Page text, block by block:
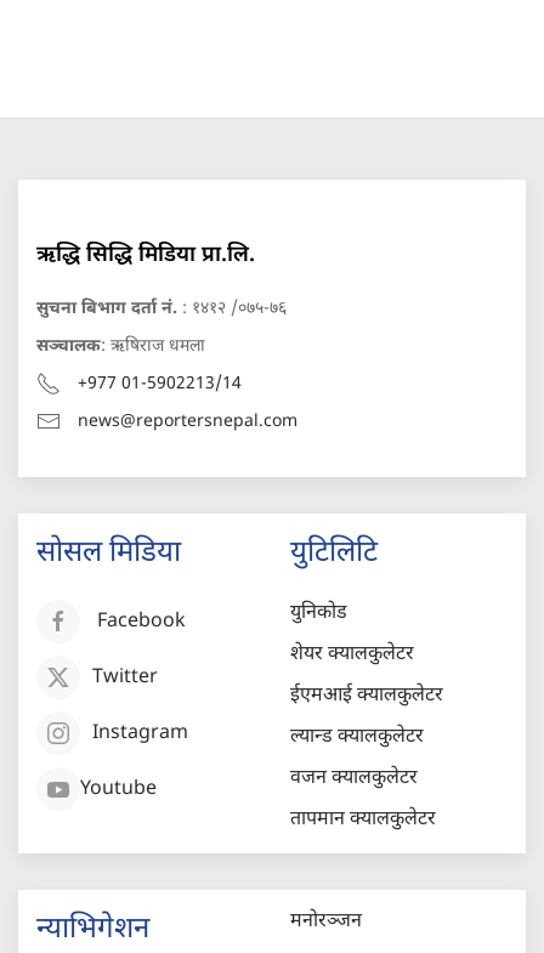
ऋद्धि सिद्धि मिडिया प्रा.लि.
सुचना बिभाग दर्ता नं. : १४१२ /०७५-७६
सञ्चालक: ऋषिराज धमला
+977 01-5902213/14
news@reportersnepal.com
सोसल मिडिया
Facebook
Twitter
Instagram
Youtube
युटिलिटि
युनिकोड
शेयर क्यालकुलेटर
ईएमआई क्यालकुलेटर
ल्यान्ड क्यालकुलेटर
वजन क्यालकुलेटर
तापमान क्यालकुलेटर
न्याभिगेशन
मनोरञ्जन